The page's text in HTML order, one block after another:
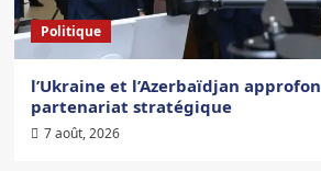
Politique
l’Ukraine et l’Azerbaïdjan
partenariat stratégique
7 août, 2026